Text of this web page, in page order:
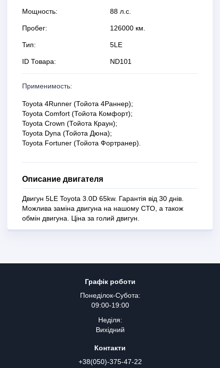
Мощность: 88 л.с.
Пробег: 126000 км.
Тип: 5LE
ID Товара: ND101
Применимость:
Toyota 4Runner (Тойота 4Раннер);
Toyota Comfort (Тойота Комфорт);
Toyota Crown (Тойота Краун);
Toyota Dyna (Тойота Дюна);
Toyota Fortuner (Тойота Фортранер).
Описание двигателя
Двигун 5LE Toyota 3.0D 65kw. Гарантія від 30 днів.
Можлива заміна двигуна на нашому СТО, а також
обмін двигуна. Ціна за голий двигун.
Графік роботи
Понеділок-Субота:
09:00-19:00
Неділя:
Вихідний
Контакти
+38(050)-375-47-22